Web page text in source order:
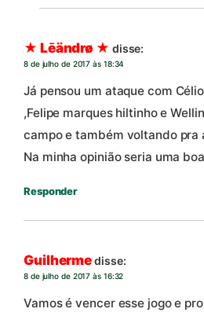
★ Lēändrø ★ disse:
8 de julho de 2017 às 18:34
Já pensou um ataque com
,Felipe marques hiltinho e
campo e também voltando pra
Na minha opinião seria uma
Responder
Guilhermedisse:
8 de julho de 2017 às 16:32
Vamos é vencer esse jogo e